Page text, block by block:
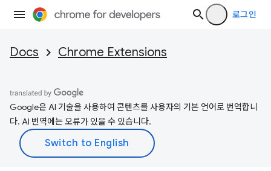
로그인
Docs Chrome Extensions
Google은 AI 기술을 사용하여 콘텐츠를 사용자의 기본 언어로 번역합니
다. AI 번역에는 오류가 있을 수 있습니다.